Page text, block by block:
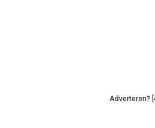
Adverteren?